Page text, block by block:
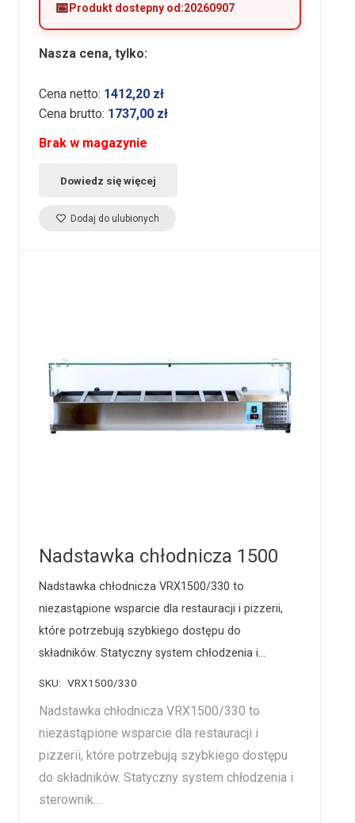
Produkt dostepny od:20260907
Nasza cena, tylko:
Cena netto: 1412,20 zł
Cena brutto: 1737,00 zł
Brak w magazynie
Dowiedz się więcej
Dodaj do ulubionych
Nadstawka chłodnicza 1500
Nadstawka chłodnicza VRX1500/330 to
niezastąpione wsparcie dla restauracji i pizzerii,
które potrzebują szybkiego dostępu do
składników. Statyczny system chłodzenia i…
SKU: VRX1500/330
Nadstawka chłodnicza VRX1500/330 to
niezastąpione wsparcie dla restauracji i
pizzerii, które potrzebują szybkiego dostępu
do składników. Statyczny system chłodzenia i
sterownik…